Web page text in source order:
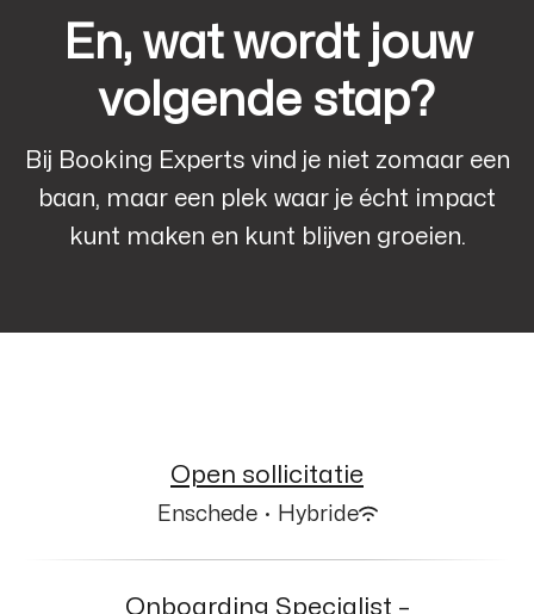
En, wat wordt jouw
volgende stap?
Bij Booking Experts vind je niet zomaar een
baan, maar een plek waar je écht impact
kunt maken en kunt blijven groeien.
Open sollicitatie
Enschede · Hybride
Onboarding Specialist –